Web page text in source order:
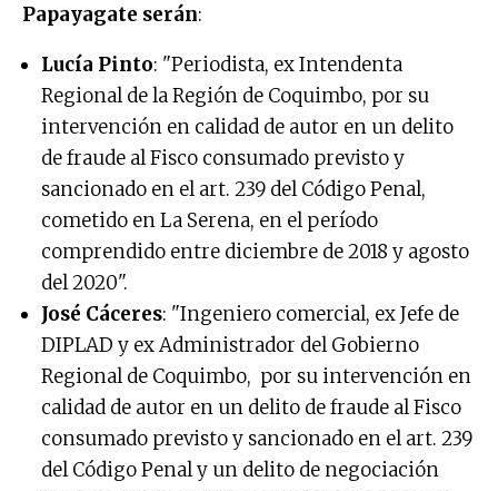
Papayagate serán:
Lucía Pinto: "Periodista, ex Intendenta
Regional de la Región de Coquimbo, por su
intervención en calidad de autor en un delito
de fraude al Fisco consumado previsto y
sancionado en el art. 239 del Código Penal,
cometido en La Serena, en el período
comprendido entre diciembre de 2018 y agosto
del 2020".
José Cáceres: "Ingeniero comercial, ex Jefe de
DIPLAD y ex Administrador del Gobierno
Regional de Coquimbo, por su intervención en
calidad de autor en un delito de fraude al Fisco
consumado previsto y sancionado en el art. 239
del Código Penal y un delito de negociación